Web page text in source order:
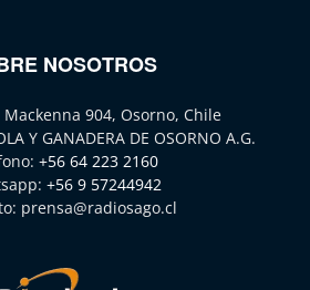
NOSOTROS
Mackenna 904, Osorno, Chile
Y GANADERA DE OSORNO A.G.
+56 64 223 2160
+56 9 57244942
prensa@radiosago.cl